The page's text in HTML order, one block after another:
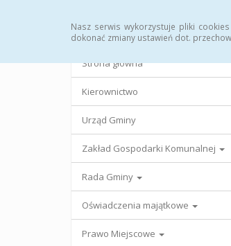
Nasz serwis wykorzystuje pliki
dokonać zmiany ustawień dot.
Strona główna
Kierownictwo
Urząd Gminy
Zakład Gospodarki Komunalnej
Rada Gminy
Oświadczenia majątkowe
Prawo Miejscowe